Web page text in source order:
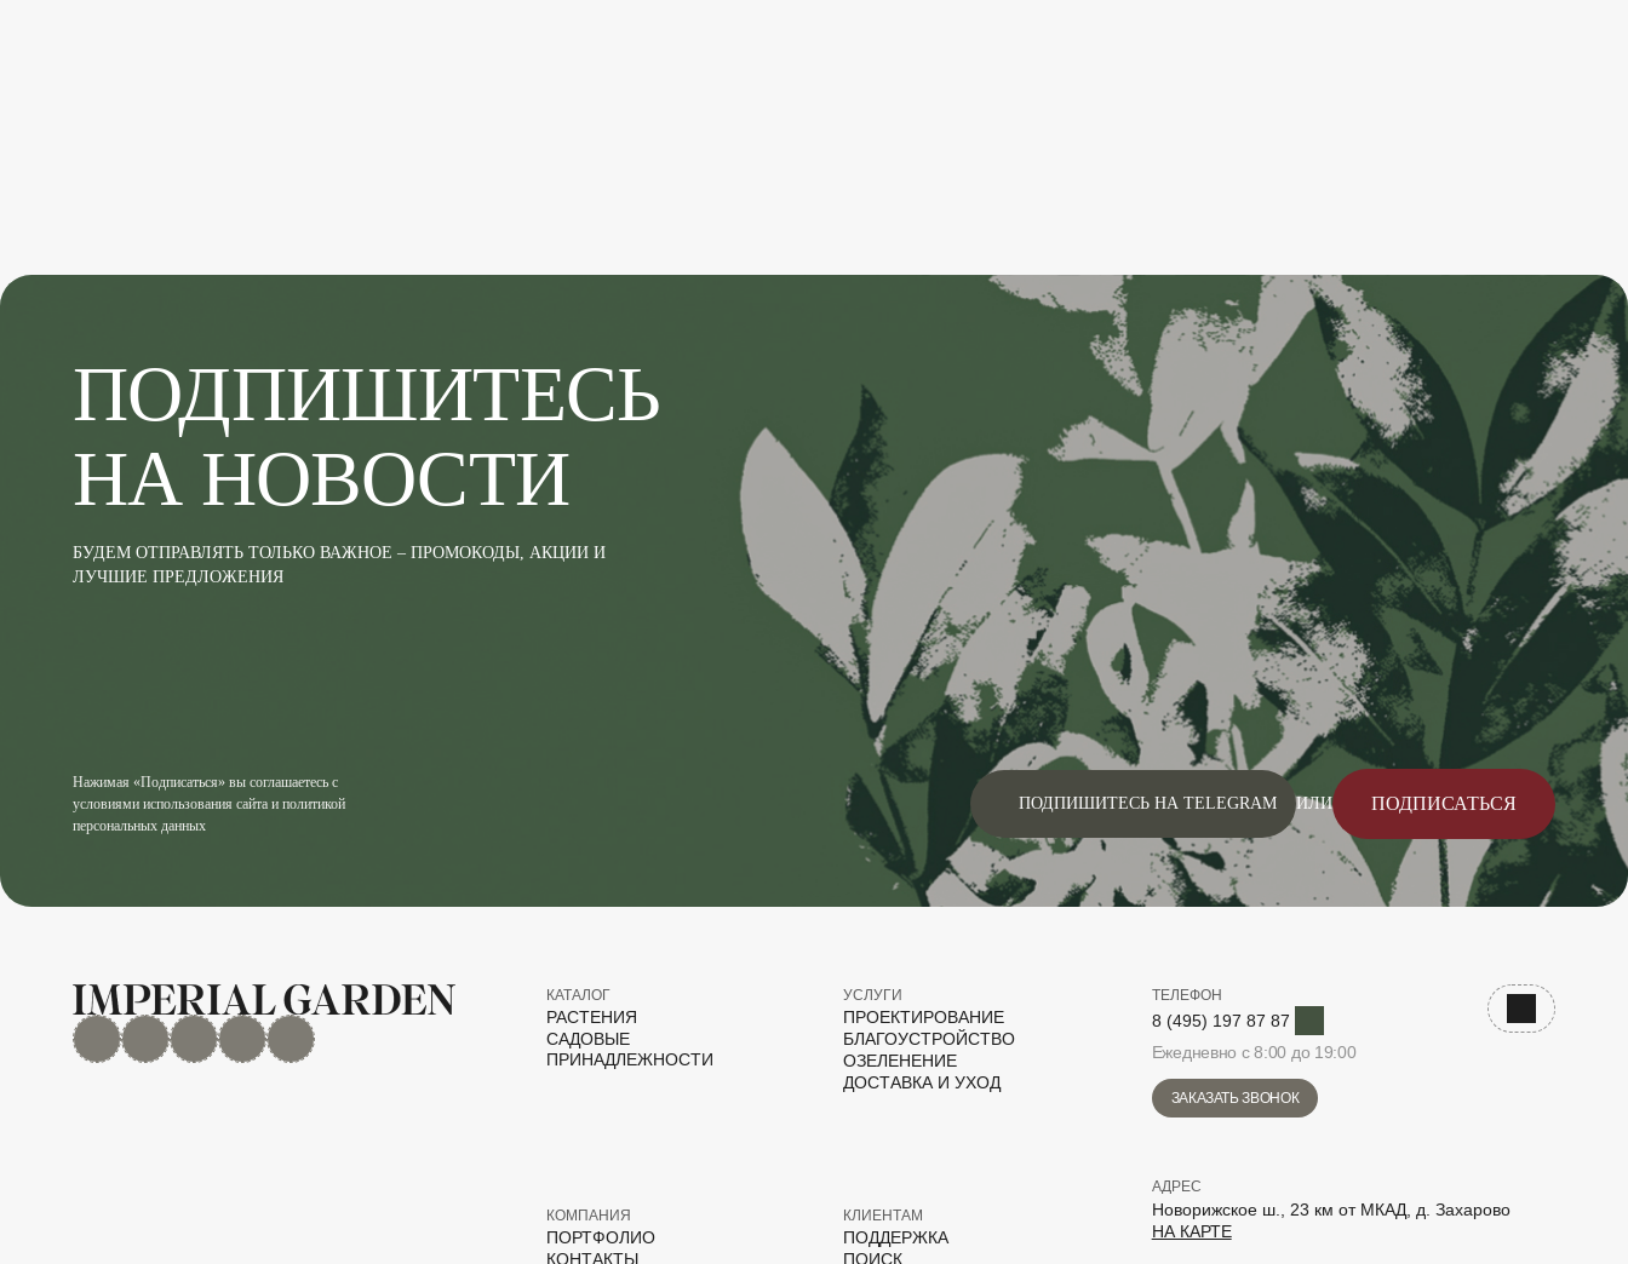
ПОДПИШИТЕСЬ
НА НОВОСТИ
БУДЕМ ОТПРАВЛЯТЬ ТОЛЬКО ВАЖНОЕ – ПРОМОКОДЫ, АКЦИИ И
ЛУЧШИЕ ПРЕДЛОЖЕНИЯ
Нажимая «Подписаться» вы соглашаетесь с
условиями использования сайта и политикой
персональных данных
ПОДПИШИТЕСЬ НА TELEGRAM ИЛИ ПОДПИСАТЬСЯ
MAX Дзен YouTuberutubeTelegram
КАТАЛОГ
РАСТЕНИЯ
САДОВЫЕ
ПРИНАДЛЕЖНОСТИ
УСЛУГИ
ПРОЕКТИРОВАНИЕ
БЛАГОУСТРОЙСТВО
ОЗЕЛЕНЕНИЕ
ДОСТАВКА И УХОД
КОМПАНИЯ
ПОРТФОЛИО
КОНТАКТЫ
КЛИЕНТАМ
ПОДДЕРЖКА
ПОИСК
АДРЕС
Новорижское ш., 23 км от МКАД, д. Захарово
НА КАРТЕ
ТЕЛЕФОН
8 (495) 197 87 87
Ежедневно с 8:00 до 19:00
ЗАКАЗАТЬ ЗВОНОК
Наверх